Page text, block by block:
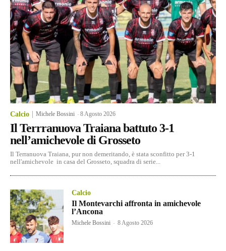
Calcio Michele Bossini -8 Agosto 2026
Il Terrranuova Traiana battuto 3-1
nell’amichevole di Grosseto
Il Terranuova Traiana, pur non demeritando, è stata sconfitto per 3-1
nell'amichevole in casa del Grosseto, squadra di serie...
Calcio
Il Montevarchi affronta in amichevole
l’Ancona
Michele Bossini - 8 Agosto 2026